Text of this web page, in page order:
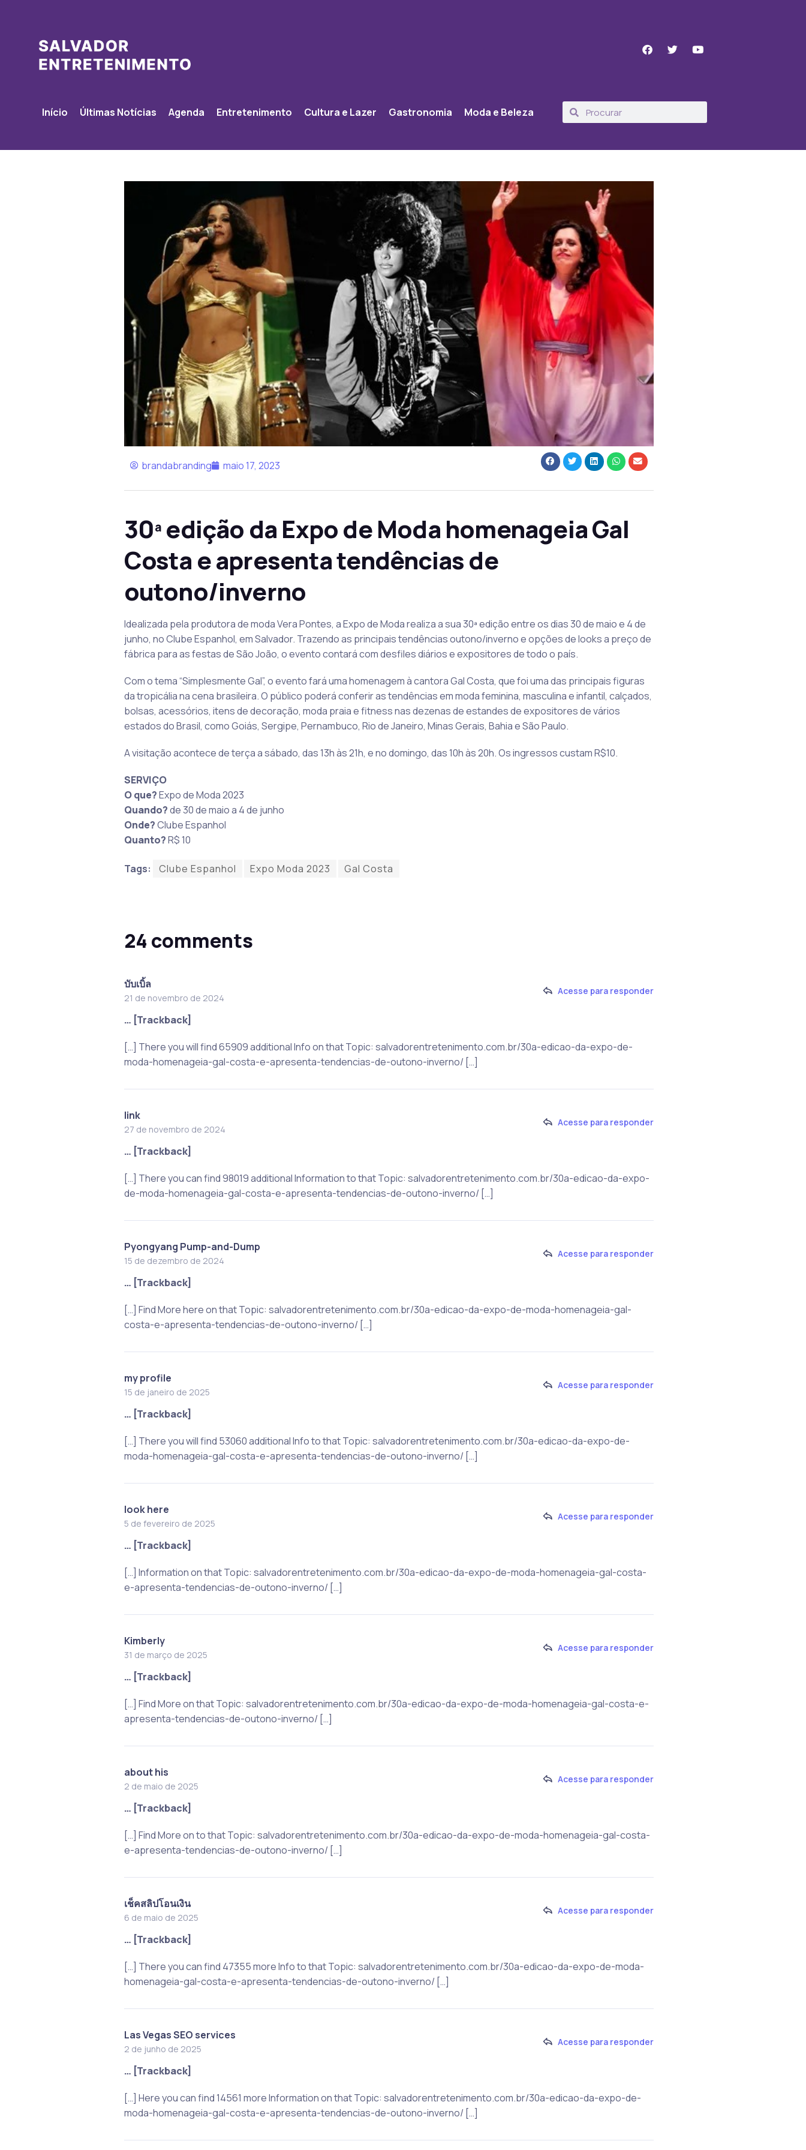
Início Últimas Notícias Agenda Entretenimento Cultura e Lazer Gastronomia Moda e Beleza
brandabranding maio 17, 2023
30ª edição da Expo de Moda homenageia Gal
Costa e apresenta tendências de
outono/inverno
Idealizada pela produtora de moda Vera Pontes, a Expo de Moda realiza a sua 30ª edição entre os dias 30 de maio e 4 de
junho, no Clube Espanhol, em Salvador. Trazendo as principais tendências outono/inverno e opções de looks a preço de
fábrica para as festas de São João, o evento contará com desfiles diários e expositores de todo o país.
Com o tema “Simplesmente Gal”, o evento fará uma homenagem à cantora Gal Costa, que foi uma das principais figuras
da tropicália na cena brasileira. O público poderá conferir as tendências em moda feminina, masculina e infantil, calçados,
bolsas, acessórios, itens de decoração, moda praia e fitness nas dezenas de estandes de expositores de vários
estados do Brasil, como Goiás, Sergipe, Pernambuco, Rio de Janeiro, Minas Gerais, Bahia e São Paulo.
A visitação acontece de terça a sábado, das 13h às 21h, e no domingo, das 10h às 20h. Os ingressos custam R$10.
SERVIÇO
O que?Expo de Moda 2023
Quando?de 30 de maio a 4 de junho
Onde?Clube Espanhol
Quanto?R$ 10
Tags: Clube Espanhol Expo Moda 2023 Gal Costa
24 comments
บับเบิ้ล
21 de novembro de 2024
Acesse para responder
… [Trackback]
[…] There you will find 65909 additional Info on that Topic: salvadorentretenimento.com.br/30a-edicao-da-expo-de-
moda-homenageia-gal-costa-e-apresenta-tendencias-de-outono-inverno/ […]
link
27 de novembro de 2024
Acesse para responder
… [Trackback]
[…] There you can find 98019 additional Information to that Topic: salvadorentretenimento.com.br/30a-edicao-da-expo-
de-moda-homenageia-gal-costa-e-apresenta-tendencias-de-outono-inverno/ […]
Pyongyang Pump-and-Dump
15 de dezembro de 2024
Acesse para responder
… [Trackback]
[…] Find More here on that Topic: salvadorentretenimento.com.br/30a-edicao-da-expo-de-moda-homenageia-gal-
costa-e-apresenta-tendencias-de-outono-inverno/ […]
my profile
15 de janeiro de 2025
Acesse para responder
… [Trackback]
[…] There you will find 53060 additional Info to that Topic: salvadorentretenimento.com.br/30a-edicao-da-expo-de-
moda-homenageia-gal-costa-e-apresenta-tendencias-de-outono-inverno/ […]
look here
5 de fevereiro de 2025
Acesse para responder
… [Trackback]
[…] Information on that Topic: salvadorentretenimento.com.br/30a-edicao-da-expo-de-moda-homenageia-gal-costa-
e-apresenta-tendencias-de-outono-inverno/ […]
Kimberly
31 de março de 2025
Acesse para responder
… [Trackback]
[…] Find More on that Topic: salvadorentretenimento.com.br/30a-edicao-da-expo-de-moda-homenageia-gal-costa-e-
apresenta-tendencias-de-outono-inverno/ […]
about his
2 de maio de 2025
Acesse para responder
… [Trackback]
[…] Find More on to that Topic: salvadorentretenimento.com.br/30a-edicao-da-expo-de-moda-homenageia-gal-costa-
e-apresenta-tendencias-de-outono-inverno/ […]
เช็คสลิปโอนเงิน
6 de maio de 2025
Acesse para responder
… [Trackback]
[…] There you can find 47355 more Info to that Topic: salvadorentretenimento.com.br/30a-edicao-da-expo-de-moda-
homenageia-gal-costa-e-apresenta-tendencias-de-outono-inverno/ […]
Las Vegas SEO services
2 de junho de 2025
Acesse para responder
… [Trackback]
[…] Here you can find 14561 more Information on that Topic: salvadorentretenimento.com.br/30a-edicao-da-expo-de-
moda-homenageia-gal-costa-e-apresenta-tendencias-de-outono-inverno/ […]